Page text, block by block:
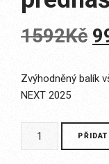
1592Kč
Zvýhodněný balík
NEXT 2025
iPure
konference